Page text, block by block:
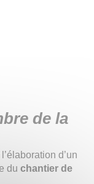
de la
d’un
du chantier de